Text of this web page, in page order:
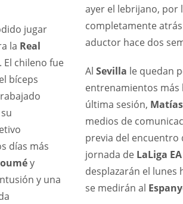
jugar
la Real
El chileno fue
bíceps
días más
y
y una
ayer el lebrijano, por
completamente
aductor hace dos
Al Sevilla le quedan
entrenamientos más
última sesión,
medios de
previa del encuentro
jornada de LaLiga
desplazarán el lunes
se medirán al